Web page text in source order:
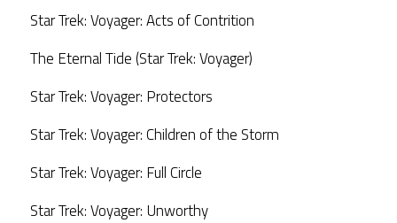
Star Trek: Voyager: Acts of Contrition
The Eternal Tide (Star Trek: Voyager)
Star Trek: Voyager: Protectors
Star Trek: Voyager: Children of the Storm
Star Trek: Voyager: Full Circle
Star Trek: Voyager: Unworthy